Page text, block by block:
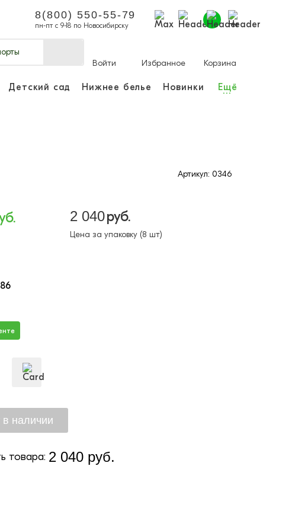
8(800) 550-55-79
пн-пт с 9-18 по Новосибирску
Войти
Избранное Корзина
Детский сад Нижнее белье Новинки Ещё
...
Артикул: 0346
2 040руб.
Цена за упаковку (8 шт)
86
товара: 2 040 руб.